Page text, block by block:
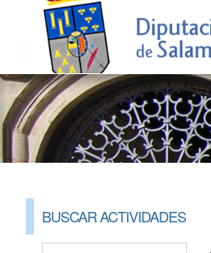
BUSCAR ACTIVIDADES